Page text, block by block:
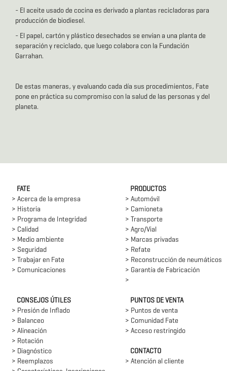
- El aceite usado de cocina es derivado a plantas recicladoras para
producción de biodiesel.
- El papel, cartón y plástico desechados se envían a una planta de
separación y reciclado, que luego colabora con la Fundación
Garrahan.
De estas maneras, y evaluando cada día sus procedimientos, Fate
pone en práctica su compromiso con la salud de las personas y del
planeta.
FATE
> Acerca de la empresa
> Historia
> Programa de Integridad
> Calidad
> Medio ambiente
> Seguridad
> Trabajar en Fate
> Comunicaciones
PRODUCTOS
> Automóvil
> Camioneta
> Transporte
> Agro/Vial
> Marcas privadas
> Refate
> Reconstrucción de neumáticos
> Garantía de Fabricación
>
CONSEJOS ÚTILES
> Presión de Inflado
> Balanceo
> Alineación
> Rotación
> Diagnóstico
> Reemplazos
PUNTOS DE VENTA
> Puntos de venta
> Comunidad Fate
> Acceso restringido
CONTACTO
> Atención al cliente